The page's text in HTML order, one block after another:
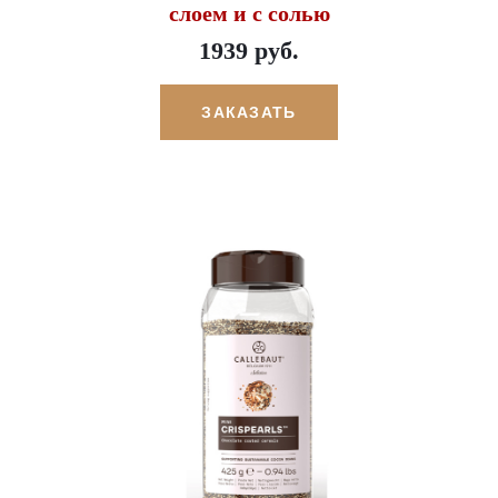
слоем и с солью
1939 руб.
ЗАКАЗАТЬ